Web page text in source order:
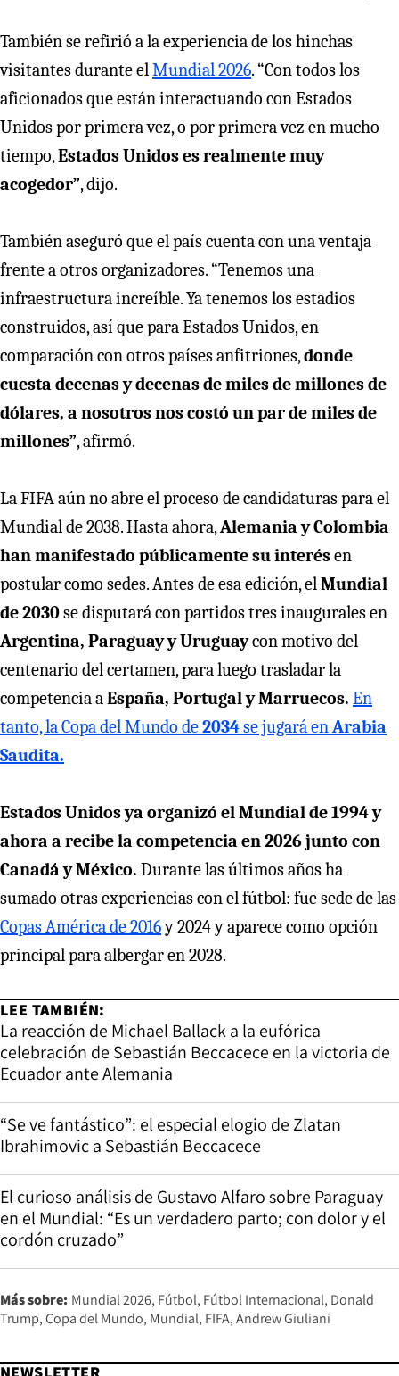
También se refirió a la experiencia de los hinchas
visitantes durante elMundial 2026. “Con todos los
aficionados que están interactuando con Estados
Unidos por primera vez, o por primera vez en mucho
tiempo,Estados Unidos es realmente muy
acogedor”, dijo.
También aseguró que el país cuenta con una ventaja
frente a otros organizadores. “Tenemos una
infraestructura increíble. Ya tenemos los estadios
construidos, así que para Estados Unidos, en
comparación con otros países anfitriones,donde
cuesta decenas y decenas de miles de millones de
dólares, a nosotros nos costó un par de miles de
millones”, afirmó.
La FIFA aún no abre el proceso de candidaturas para el
Mundial de 2038. Hasta ahora,Alemania y Colombia
han manifestado públicamente su interésen
postular como sedes. Antes de esa edición, elMundial
de 2030se disputará con partidos tres inaugurales en
Argentina, Paraguay y Uruguaycon motivo del
centenario del certamen, para luego trasladar la
competencia aEspaña, Portugal y Marruecos. En
tanto, la Copa del Mundo de2034se jugará enArabia
Saudita.
Estados Unidos ya organizó el Mundial de 1994 y
ahora a recibe la competencia en 2026 junto con
Canadá y México. Durante las últimos años ha
sumado otras experiencias con el fútbol: fue sede de las
Copas América de 2016y 2024 y aparece como opción
principal para albergar en 2028.
LEE TAMBIÉN:
La reacción de Michael Ballack a la eufórica
celebración de Sebastián Beccacece en la victoria de
Ecuador ante Alemania
“Se ve fantástico”: el especial elogio de Zlatan
Ibrahimovic a Sebastián Beccacece
El curioso análisis de Gustavo Alfaro sobre Paraguay
en el Mundial: “Es un verdadero parto; con dolor y el
cordón cruzado”
Más sobre: Mundial 2026 Fútbol Fútbol Internacional Donald
Trump Copa del Mundo Mundial FIFA Andrew Giuliani
NEWSLETTER